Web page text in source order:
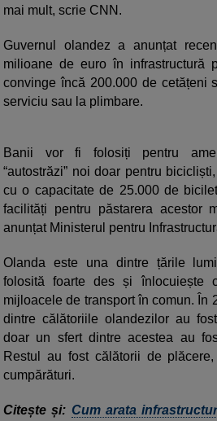
mai mult, scrie CNN.
Guvernul olandez a anunțat
milioane de euro în infrastructură
convinge încă 200.000 de cetățeni
serviciu sau la plimbare.
Banii vor fi folosiți pentru
“autostrăzi” noi doar pentru
cu o capacitate de 25.000 de
facilități pentru păstarera acestor
anunțat Ministerul pentru
Olanda este una dintre țările
folosită foarte des și înlocuiește
mijloacele de transport în comun. În
dintre călătoriile olandezilor au
doar un sfert dintre acestea au
Restul au fost călătorii de
cumpărături.
Citește și: Cum arata